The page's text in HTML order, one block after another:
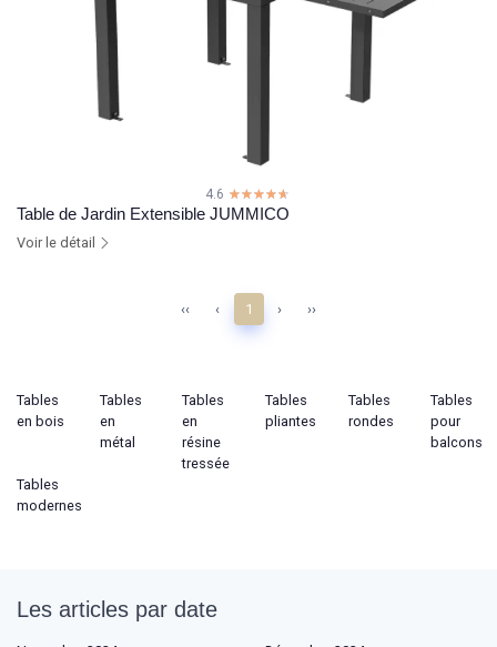
4.6 ☆☆☆☆☆
★★★★★
Table de Jardin Extensible JUMMICO
Voir le détail
‹‹ ‹ 1 › ››
Tables
en bois
Tables
en
métal
Tables
en
résine
tressée
Tables
pliantes
Tables
rondes
Tables
pour
balcons
Tables
modernes
Les articles par date